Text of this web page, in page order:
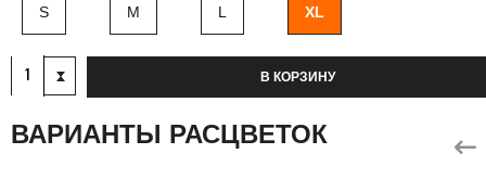
S M L XL
В КОРЗИНУ
ВАРИАНТЫ РАСЦВЕТОК